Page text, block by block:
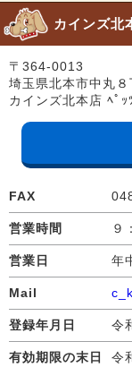
カインズ北
〒364-0013
埼玉県北本市中丸８
カインズ北本店 ﾍﾟｯ
FAX
営業時間 ９
営業日 年
Mail
登録年月日 令
有効期限の末日 令